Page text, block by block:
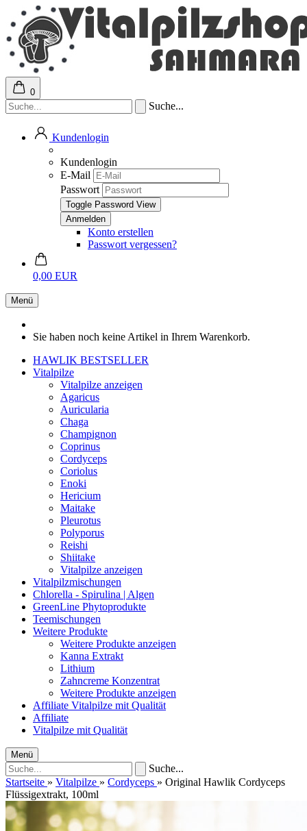
0
Suche...
Kundenlogin
Kundenlogin
E-Mail
Passwort
Toggle Password View
Konto erstellen
Passwort vergessen?
0,00 EUR
Menü
Sie haben noch keine Artikel in Ihrem Warenkorb.
HAWLIK BESTSELLER
Vitalpilze
Vitalpilze anzeigen
Agaricus
Auricularia
Chaga
Champignon
Coprinus
Cordyceps
Coriolus
Enoki
Hericium
Maitake
Pleurotus
Polyporus
Reishi
Shiitake
Vitalpilze anzeigen
Vitalpilzmischungen
Chlorella - Spirulina | Algen
GreenLine Phytoprodukte
Teemischungen
Weitere Produkte
Weitere Produkte anzeigen
Kanna Extrakt
Lithium
Zahncreme Konzentrat
Weitere Produkte anzeigen
Affiliate Vitalpilze mit Qualität
Affiliate
Vitalpilze mit Qualität
Menü
Suche...
Startseite » Vitalpilze » Cordyceps » Original Hawlik Cordyceps
Flüssigextrakt, 100ml